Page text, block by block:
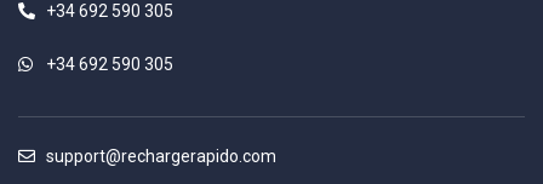
+34 692 590 305
+34 692 590 305
support@rechargerapido.com